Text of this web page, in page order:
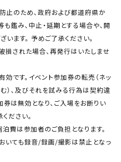
止のため、政府および都道府県か
鑑み、中止・延期とする場合や、開
ます。 予めご了承ください。
損された場合、再発行はいたしませ
効です。イベント参加券の転売（ネッ
）、及びそれを試みる行為は契約違
券は無効となり、ご入場をお断りい
ださい。
泊費は参加者のご負担となります。
いても録音/録画/撮影は禁止となっ